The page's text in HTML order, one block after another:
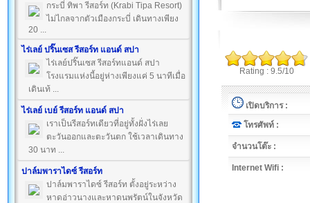
กระบี่ ทิพา รีสอร์ท (Krabi Tipa Resort)
ไม่ไกลจากตัวเมืองกระบี่ เดินทางเพียง
20 ...
ไร่เลย์ ปริ๊นเซส รีสอร์ท แอนด์ สปา
ไร่เลย์ปริ๊นเซส รีสอร์ทแอนด์ สปา
โรงแรมแห่งนี้อยู่ห่างเพียงแค่ 5 นาทีเมื่อ
เดินเท้ ...
ไร่เลย์ เบย์ รีสอร์ท แอนด์ สปา
เราเป็นรีสอร์ทเดียวที่อยู่ทั้งฝั่งไร่เลย
ตะวันออกและตะวันตก ใช้เวลาเดินทาง
30 นาท ...
ปาล์มพาราไดซ์ รีสอร์ท
ปาล์มพาราไดซ์ รีสอร์ท ตั้งอยู่ระหว่าง
หาดอ่าวนางและหาดนพรัตน์ในจังหวัด
Rating : 9.5/10
เปิดบริการ :
โทรศัพท์ :
จำนวนโต๊ะ :
Internet Wifi :